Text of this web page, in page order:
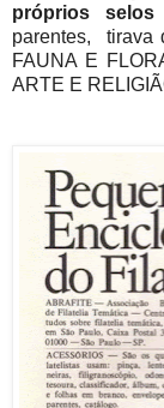
próprios selos
parentes, tirava
FAUNA E
ARTE E